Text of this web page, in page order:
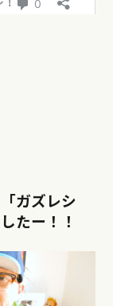
ガズレシ
たー！！